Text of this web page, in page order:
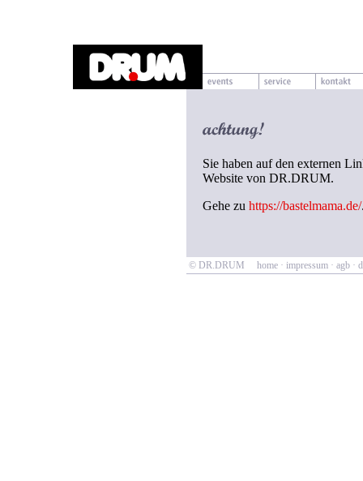
Sie haben auf den externen
Website von DR.DRUM.
Gehe zu https://bastelmama.de/
© DR.DRUM home · impressum · agb ·